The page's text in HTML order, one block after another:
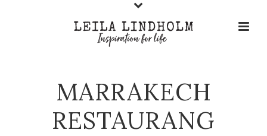
MARRAKECH
RESTAURANG